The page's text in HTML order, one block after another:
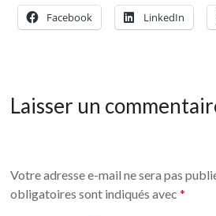
Facebook LinkedIn
Laisser un
Votre adresse e-mail ne sera pas
obligatoires sont indiqués avec*